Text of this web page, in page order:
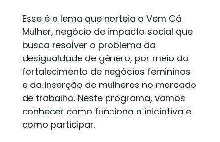
Esse é o lema que norteia o Vem Cá
Mulher, negócio de impacto social que
busca resolver o problema da
desigualdade de gênero, por meio do
fortalecimento de negócios femininos
e da inserção de mulheres no mercado
de trabalho. Neste programa, vamos
conhecer como funciona a iniciativa e
como participar.